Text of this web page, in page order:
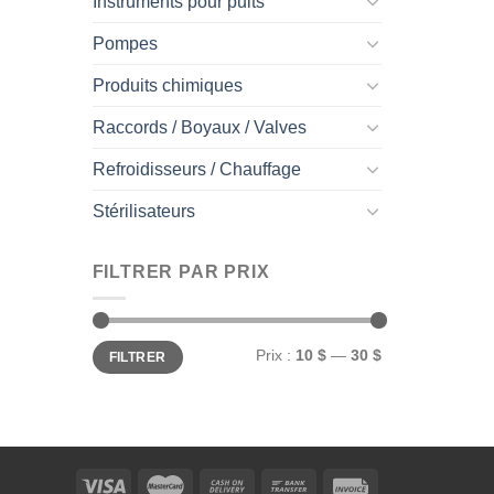
Pompes
Produits chimiques
Raccords / Boyaux / Valves
Refroidisseurs / Chauffage
Stérilisateurs
FILTRER PAR PRIX
Prix
min
Prix
maxFILTRER Prix : 10 $ — 30 $